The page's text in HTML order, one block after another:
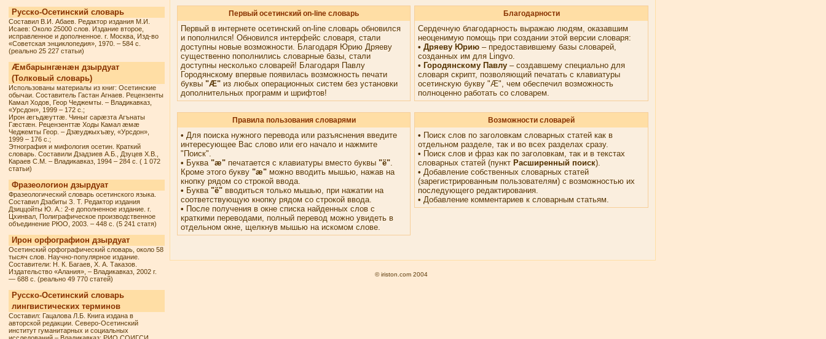
Русско-Осетинский словарь
Составил В.И. Абаев. Редактор издания М.И.
Исаев: Около 25000 слов. Издание второе,
исправленное и дополненное. г. Москва, Изд-во
«Советская энциклопедия», 1970. – 584 с.
(реально 25 227 статьи)
Æмбарынгæнæн дзырдуат
(Толковый словарь)
Использованы материалы из книг: Осетинские
обычаи. Составитель Гастан Агнаев. Рецензенты
Камал Ходов, Геор Чеджемты. – Владикавказ,
«Урсдон», 1999 – 172 с.;
Ирон æгъдæуттæ. Чиныг сарæзта Агънаты
Гæстæн. Рецензенттæ Ходы Камал æмæ
Чеджемты Геор. – Дзæуджыхъæу, «Урсдон»,
1999 – 176 с.;
Этнография и мифология осетин. Краткий
словарь. Составили Дзадзиев А.Б., Дзуцев Х.В.,
Караев С.М. – Владикавказ, 1994 – 284 с. ( 1 072
статьи)
Фразеологион дзырдуат
Фразеологический словарь осетинского языка.
Составил Дзабиты З. Т. Редактор издания
Дзиццойты Ю. А.: 2-е дополненное издание. г.
Цхинвал, Полиграфическое производственное
объединение РЮО, 2003. – 448 с. (5 241 статя)
Ирон орфографион дзырдуат
Осетинский орфографический словарь, около 58
тысяч слов. Научно-популярное издание.
Составители: Н. К. Багаев, Х. А. Таказов.
Издательство «Алания», – Владикавказ, 2002 г.
— 688 с. (реально 49 770 статей)
Русско-Осетинский словарь
лингвистических терминов
Составил: Гацалова Л.Б. Книга издана в
авторской редакции. Северо-Осетинский
институт гуманитарных и социальных
Первый осетинский on-line словарь
Первый в интернете осетинский on-line словарь обновился
и пополнился! Обновился интерфейс словаря, стали
доступны новые возможности. Благодаря Юрию Дряеву
существенно пополнились словарные базы, стали
доступны несколько словарей! Благодаря Павлу
Городянскому впервые появилась возможность печати
буквы "Æ" из любых операционных систем без установки
дополнительных программ и шрифтов!
Правила пользования словарями
• Для поиска нужного перевода или разъяснения введите
интересующее Вас слово или его начало и нажмите
"Поиск".
• Буква "æ" печатается с клавиатуры вместо буквы "ё".
Кроме этого букву "æ" можно вводить мышью, нажав на
кнопку рядом со строкой ввода.
• Буква "ё" вводиться только мышью, при нажатии на
соответствующую кнопку рядом со строкой ввода.
• После получения в окне списка найденных слов с
краткими переводами, полный перевод можно увидеть в
отдельном окне, щелкнув мышью на искомом слове.
Благодарности
Сердечную благодарность выражаю людям, оказавшим
неоценимую помощь при создании этой версии словаря:
• Дряеву Юрию – предоставившему базы словарей,
созданных им для Lingvo.
• Городянскому Павлу – создавшему специально для
словаря скрипт, позволяющий печатать с клавиатуры
осетинскую букву "Æ", чем обеспечил возможность
полноценно работать со словарем.
Возможности словарей
• Поиск слов по заголовкам словарных статей как в
отдельном разделе, так и во всех разделах сразу.
• Поиск слов и фраз как по заголовкам, так и в текстах
словарных статей (пункт Расширенный поиск).
• Добавление собственных словарных статей
(зарегистрированным пользователям) с возможностью их
последующего редактирования.
• Добавление комментариев к словарным статьям.
© iriston.com 2004